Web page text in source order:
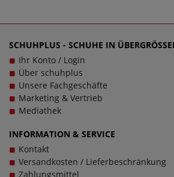
Komfort trifft auf Vielfalt:
Rieker Evolution in Übergrößen
Große Damenschuhe von Rieker
gute Passform - und das gilt
Übergrößen von Rieker Evolution.
ist aber vor allem auch die Schuhweite
Modell V8400-52 kann eine E-Weite
Doch ob Damenschuhe in
in Übergrößen. Beim Kauf von
anderen Schuhart sollte stets auch
SCHUHPLUS - SCHUHE IN
Ihr Konto / Login
Über schuhplus
Unsere Fachgeschäfte
Marketing & Vertrieb
Mediathek
INFORMATION & SERVICE
Kontakt
Versandkosten / Lieferbeschränkung
Zahlungsmittel